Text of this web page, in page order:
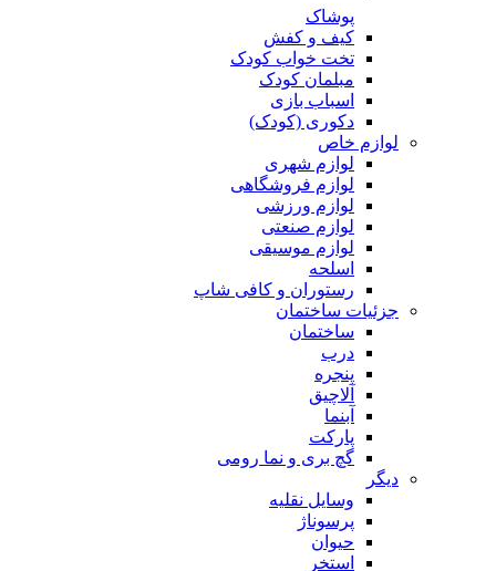
پوشاک
کیف و کفش
تخت خواب کودک
مبلمان کودک
اسباب بازی
دکوری (کودک)
لوازم خاص
لوازم شهری
لوازم فروشگاهی
لوازم ورزشی
لوازم صنعتی
لوازم موسیقی
اسلحه
رستوران و کافی شاپ
جزئیات ساختمان
ساختمان
درب
پنجره
آلاچیق
آبنما
پارکت
گچ بری و نما رومی
دیگر
وسایل نقلیه
پرسوناژ
حیوان
استخر